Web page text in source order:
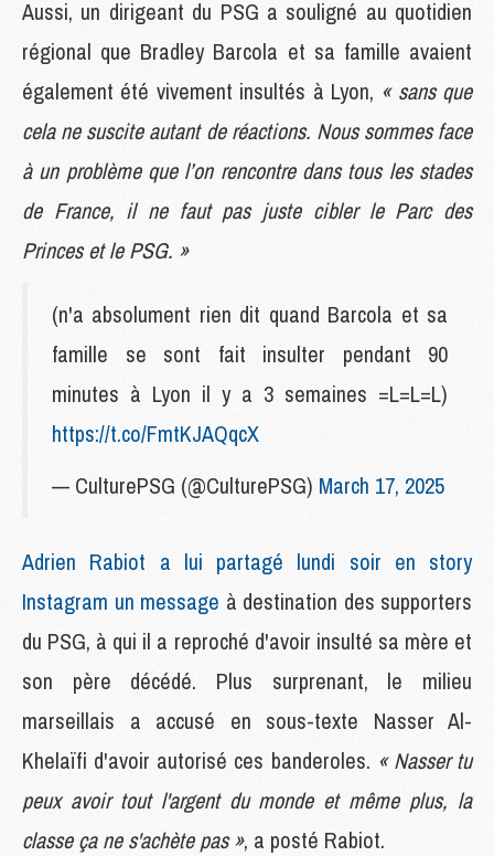
Aussi, un dirigeant du PSG a souligné au quotidien
régional que Bradley Barcola et sa famille avaient
également été vivement insultés à Lyon, « sans que
cela ne suscite autant de réactions. Nous sommes face
à un problème que l’on rencontre dans tous les stades
de France, il ne faut pas juste cibler le Parc des
Princes et le PSG. »
(n'a absolument rien dit quand Barcola et sa
famille se sont fait insulter pendant 90
minutes à Lyon il y a 3 semaines =L=L=L)
https://t.co/FmtKJAQqcX
— CulturePSG (@CulturePSG) March 17, 2025
Adrien Rabiot a lui partagé lundi soir en story
Instagram un message à destination des supporters
du PSG, à qui il a reproché d'avoir insulté sa mère et
son père décédé. Plus surprenant, le milieu
marseillais a accusé en sous-texte Nasser Al-
Khelaïfi d'avoir autorisé ces banderoles. « Nasser tu
peux avoir tout l'argent du monde et même plus, la
classe ça ne s'achète pas », a posté Rabiot.